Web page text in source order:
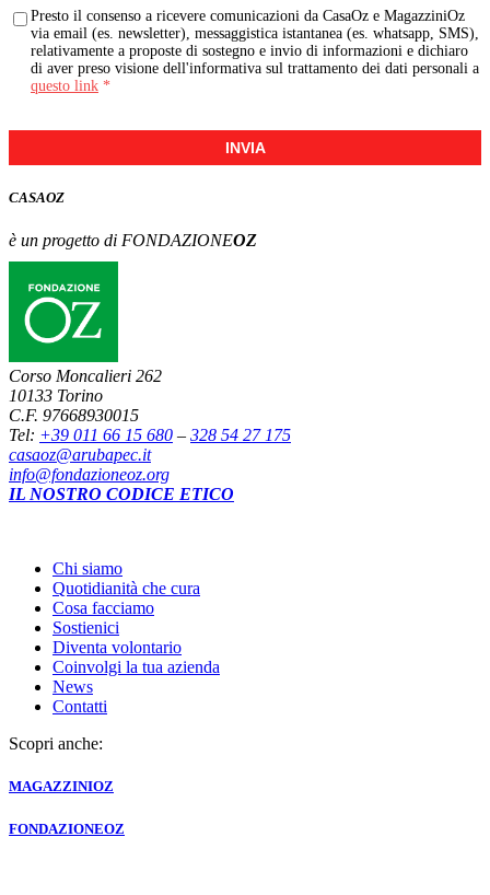
Presto il consenso a ricevere comunicazioni da CasaOz e MagazziniOz
via email (es. newsletter), messaggistica istantanea (es. whatsapp, SMS),
relativamente a proposte di sostegno e invio di informazioni e dichiaro
di aver preso visione dell'informativa sul trattamento dei dati personali a
questo link *
INVIA
CASAOZ
è un progetto di FONDAZIONEOZ
Corso Moncalieri 262
10133 Torino
C.F. 97668930015
Tel: +39 011 66 15 680 – 328 54 27 175
casaoz@arubapec.it
info@fondazioneoz.org
IL NOSTRO CODICE ETICO
Chi siamo
Quotidianità che cura
Cosa facciamo
Sostienici
Diventa volontario
Coinvolgi la tua azienda
News
Contatti
Scopri anche:
MAGAZZINIOZ
FONDAZIONEOZ